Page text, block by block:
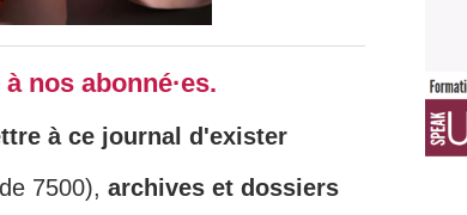
nos abonné·es.
à ce journal d'exister
7500), archives et dossiers